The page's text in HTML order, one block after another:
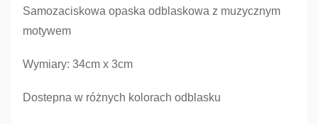
Samozaciskowa opaska odblaskowa z muzycznym
motywem
Wymiary: 34cm x 3cm
Dostepna w różnych kolorach odblasku